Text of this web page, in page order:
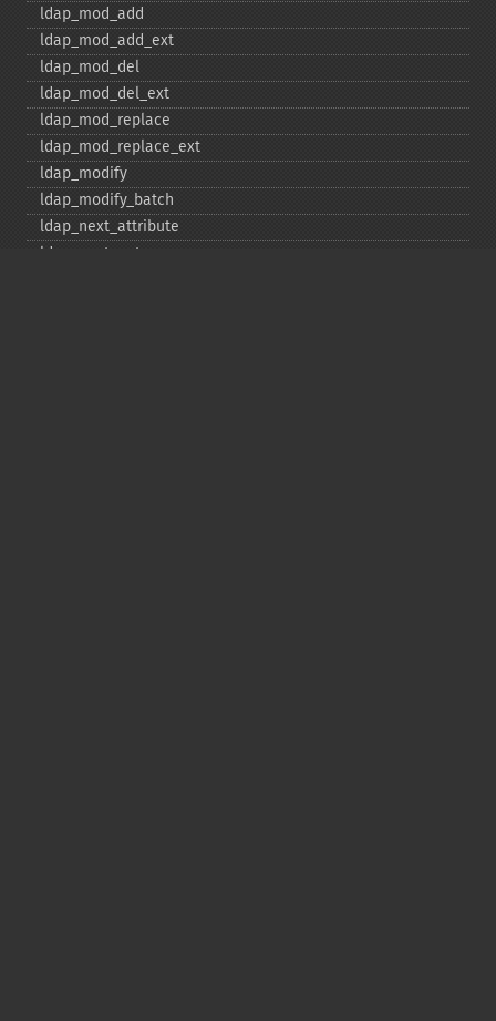
ldap_​mod_​add
ldap_​mod_​add_​ext
ldap_​mod_​del
ldap_​mod_​del_​ext
ldap_​mod_​replace
ldap_​mod_​replace_​ext
ldap_​modify
ldap_​modify_​batch
ldap_​next_​attribute
ldap_​next_​entry